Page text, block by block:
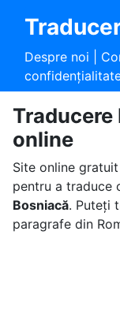
Despre noi
Traducere
online
Site online
pentru a traduce
Bosniacă. Puteți
paragrafe din